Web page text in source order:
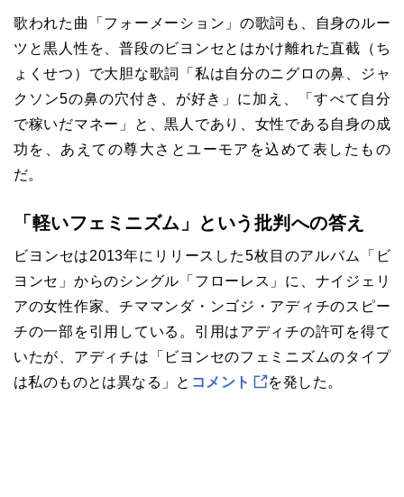
歌われた曲「フォーメーション」の歌詞も、自身のルー
ツと黒人性を、普段のビヨンセとはかけ離れた直截（ち
ょくせつ）で大胆な歌詞「私は自分のニグロの鼻、ジャ
クソン5の鼻の穴付き、が好き」に加え、「すべて自分
で稼いだマネー」と、黒人であり、女性である自身の成
功を、あえての尊大さとユーモアを込めて表したもの
だ。
「軽いフェミニズム」という批判への答え
ビヨンセは2013年にリリースした5枚目のアルバム「ビ
ヨンセ」からのシングル「フローレス」に、ナイジェリ
アの女性作家、チママンダ・ンゴジ・アディチのスピー
チの一部を引用している。引用はアディチの許可を得て
いたが、アディチは「ビヨンセのフェミニズムのタイプ
は私のものとは異なる」と コメント を発した。